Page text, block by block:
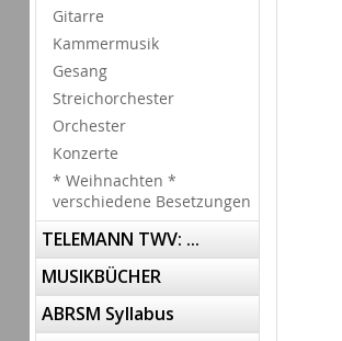
Gitarre
Kammermusik
Gesang
Streichorchester
Orchester
Konzerte
* Weihnachten *
verschiedene Besetzungen
TELEMANN TWV: ...
MUSIKBÜCHER
ABRSM Syllabus